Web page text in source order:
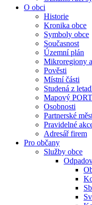
O obci
Historie
Kronika obce
Symboly obce
Současnost
Územní plán
Mikroregiony
Pověsti
Místní části
Studená z
Mapový
Osobnosti
Partnerské
Pravidelné
Adresář firem
Pro občany
Služby obce